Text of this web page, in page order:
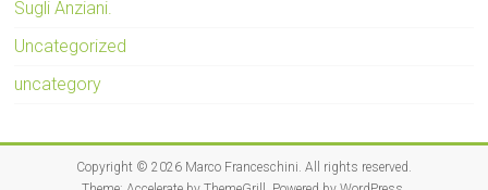
Sugli Anziani.
Uncategorized
uncategory
Copyright © 2026 Marco Franceschini. All rights reserved.